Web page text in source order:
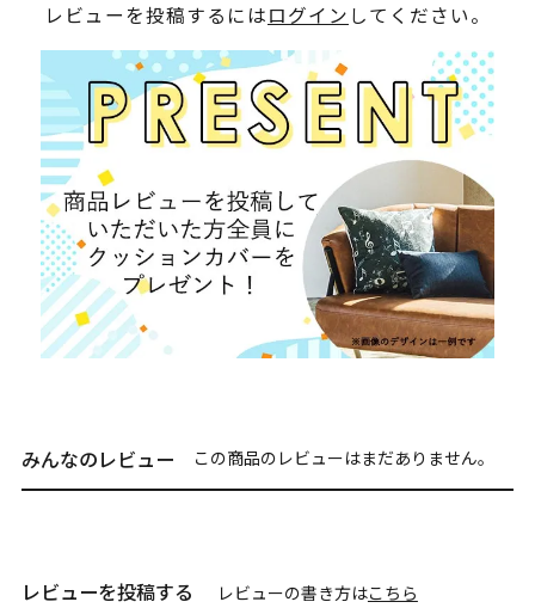
レビューを投稿するにはログイン してください。
みんなのレビュー この商品のレビューはまだありません。
レビューを投稿する レビューの書き方はこちら